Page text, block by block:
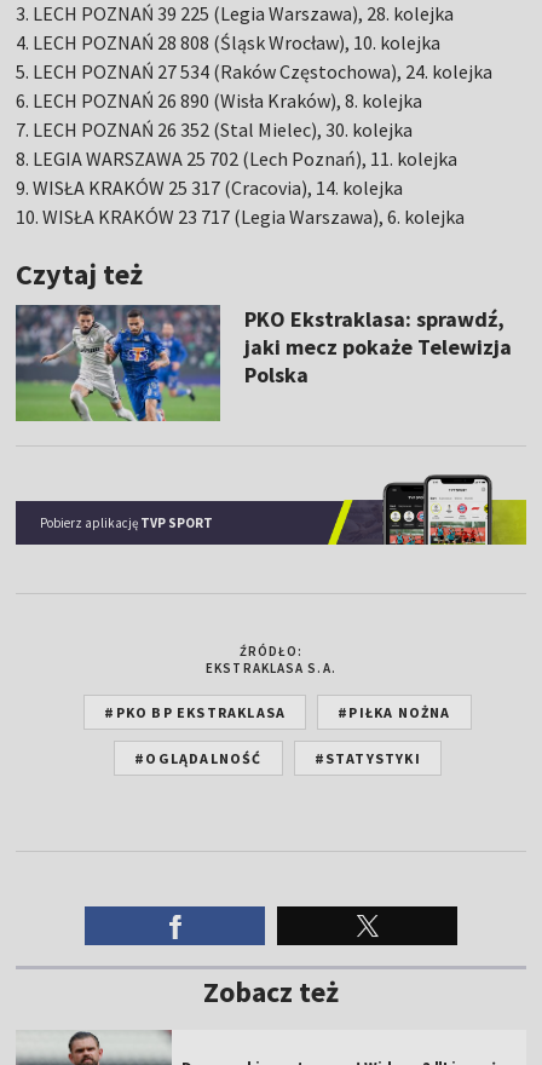
3. LECH POZNAŃ 39 225 (Legia Warszawa), 28. kolejka
4. LECH POZNAŃ 28 808 (Śląsk Wrocław), 10. kolejka
5. LECH POZNAŃ 27 534 (Raków Częstochowa), 24. kolejka
6. LECH POZNAŃ 26 890 (Wisła Kraków), 8. kolejka
7. LECH POZNAŃ 26 352 (Stal Mielec), 30. kolejka
8. LEGIA WARSZAWA 25 702 (Lech Poznań), 11. kolejka
9. WISŁA KRAKÓW 25 317 (Cracovia), 14. kolejka
10. WISŁA KRAKÓW 23 717 (Legia Warszawa), 6. kolejka
Czytaj też
PKO Ekstraklasa: sprawdź,
jaki mecz pokaże Telewizja
Polska
Pobierz aplikację TVP SPORT
ŹRÓDŁO:
EKSTRAKLASA S.A.
#PKO BP EKSTRAKLASA #PIŁKA NOŻNA
#OGLĄDALNOŚĆ #STATYSTYKI
Zobacz też